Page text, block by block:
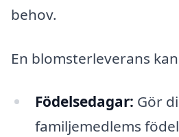
behov.
En blomsterleverans
Födelsedagar: Gör
familjemedlems